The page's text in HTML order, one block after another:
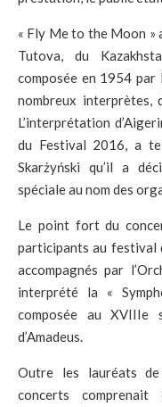
« Fly Me to the Moon »
Tutova, du
composée en 1954
nombreux
L’interprétation
du Festival 2016, a
Skarżyński qu’il a
spéciale au nom des
Le point fort du
participants au festival
accompagnés par
interprété la «
composée au XVIIIe
d’Amadeus.
Outre les lauréats
concerts